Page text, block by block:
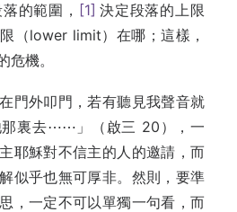
的範圍， [1] 決定段落的上限
（lower limit）在哪；這樣，
危機。
門外叩門，若有聽見我聲音就
那裏去⋯⋯」（啟三 20），一
耶穌對不信主的人的邀請，而
似乎也無可厚非。然則，要準
，一定不可以單獨一句看，而